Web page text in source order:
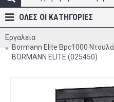
ΟΛΕΣ ΟΙ ΚΑΤΗΓΟΡΊΕΣ
Εργαλεία
Bormann Elite Bpc1000
BORMANN ELITE (025450)